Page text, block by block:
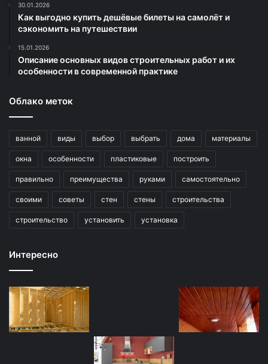
30.01.2026
Как выгодно купить дешёвые билеты на самолёт и
сэкономить на путешествии
15.01.2026
Описание основных видов строительных работ и их
особенности в современной практике
Облако меток
ванной виды выбор выбрать дома материалы
окна особенности пластиковые построить
правильно преимущества руками самостоятельно
своими советы стен стены строительства
строительство установить установка
Интересно